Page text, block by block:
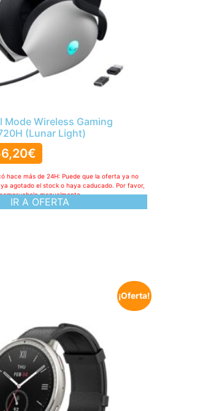
Mode Wireless Gaming
(Lunar Light)
€
IR A OFERTA
hace más de 24H: Puede que la oferta ya no
agotado el stock o haya caducado. Por favor,
manualmente
¡Oferta!